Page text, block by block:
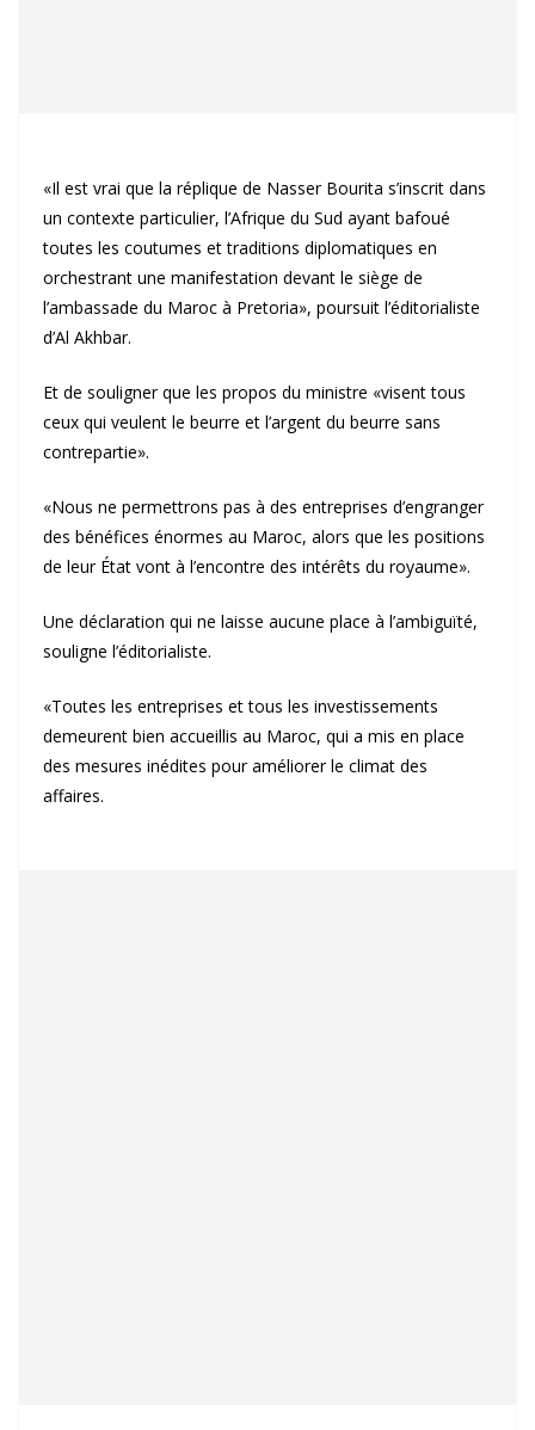
«Il est vrai que la réplique de Nasser Bourita s’inscrit dans
un contexte particulier, l’Afrique du Sud ayant bafoué
toutes les coutumes et traditions diplomatiques en
orchestrant une manifestation devant le siège de
l’ambassade du Maroc à Pretoria», poursuit l’éditorialiste
d’Al Akhbar.
Et de souligner que les propos du ministre «visent tous
ceux qui veulent le beurre et l’argent du beurre sans
contrepartie».
«Nous ne permettrons pas à des entreprises d’engranger
des bénéfices énormes au Maroc, alors que les positions
de leur État vont à l’encontre des intérêts du royaume».
Une déclaration qui ne laisse aucune place à l’ambiguïté,
souligne l’éditorialiste.
«Toutes les entreprises et tous les investissements
demeurent bien accueillis au Maroc, qui a mis en place
des mesures inédites pour améliorer le climat des
affaires.